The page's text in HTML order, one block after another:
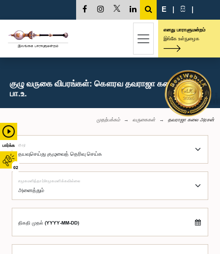
பார்க்க
02
E | සි |
எனது பாராளுமன்றம்
இங்கே உள்நுழைக
குழு வருகை விபரங்கள்: கௌரவ தவராஜா கலை அரசன்,
பா.உ.
முதற்பக்கம் வருகைகள் தவராஜா கலை அரசன்
குழு
சமூகமளித்தார்/சமூகமளிக்கவில்லை
திகதி முதல் (YYYY-MM-DD)